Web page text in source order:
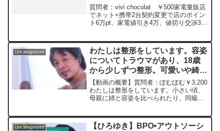
なりますが、ネット会社に嫌われ
ますかねー ひろゆき切り抜き
20241008
質問者：vivi chocolat ￥500家電量販店
でネット+携帯2台契約変更で店のポイン
ト6万pt、家電値引き4万、値切り交渉3.6
すぎて3度目やりたくなります...
Uncategorized
わたしは整形をしています。容姿
についてトラウマがあり、18歳
から少しずつ整形。可愛いや綺麗
と言われるようになりました。ひ
ろゆきさんは整形は悪い事だと思
いますか？ー ひろゆき切り抜
【動画の概要】質問者：ぽむぽむ￥3,200
わたしは整形をしています。小さい頃、
母親に姉と容姿を比べられたり、同級生
を知らない人たちから可愛いや綺麗と言
われるようになり...
Uncategorized
【ひろゆき】BPO•アウトソーシ